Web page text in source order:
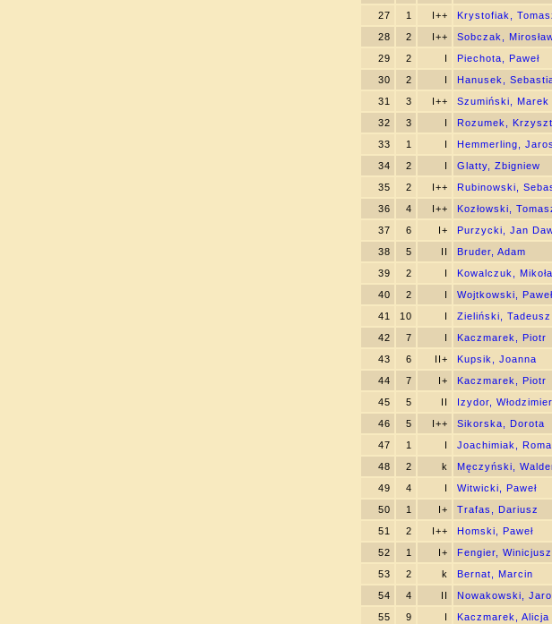
27
1 I++ Krystofiak,
28
2 I++ Sobczak,
29
2 I Piechota, Paweł
30
2 I Hanusek,
31
3 I++ Szumiński, Marek
32
3 I Rozumek,
33
1 I Hemmerling,
34
2 I Glatty, Zbigniew
35
2 I++ Rubinowski,
36
4 I++ Kozłowski,
37
6 I+ Purzycki, Jan
38
5 II Bruder, Adam
39
2 I Kowalczuk,
40
2 I Wojtkowski, Paweł
41
10 I Zieliński, Tadeusz
42
7 I Kaczmarek, Piotr
43
6 II+ Kupsik, Joanna
44
7 I+ Kaczmarek, Piotr
45
5 II Izydor,
46
5 I++ Sikorska, Dorota
47
1 I Joachimiak,
48
2 k Męczyński,
49
4 I Witwicki, Paweł
50
1 I+ Trafas, Dariusz
51
2 I++ Homski, Paweł
52
1 I+ Fengier, Winicjusz
53
2 k Bernat, Marcin
54
4 II Nowakowski,
55
9 I Kaczmarek, Alicja